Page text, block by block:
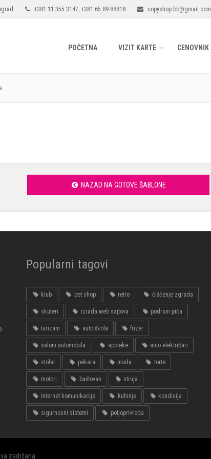
+381 11 355 3147, +381 65 89 88818 copyshop.bb@gmail.com
POČETNA VIZIT KARTE CENOVNIK
NAZAD NA GOTOVE ŠABLONE
Popularni tagovi
klub pet shop retro čišćenje zgrada
skuteri izrada web sajtova podrum pića
turizam auto škola frizer
saloni automobila apoteke auto električari
stolar pekara moda torte
motori baštovan struja
internet komunikacije kuhinje kondicija
sigurnosni sistemi poljoprivreda
zadržana.